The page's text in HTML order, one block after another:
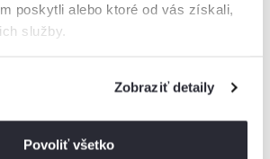
poskytli alebo ktoré od vás získali,
služby.
Zobraziť detaily
Povoliť všetko
ubytovanie pre vás, skúste pohľadať v